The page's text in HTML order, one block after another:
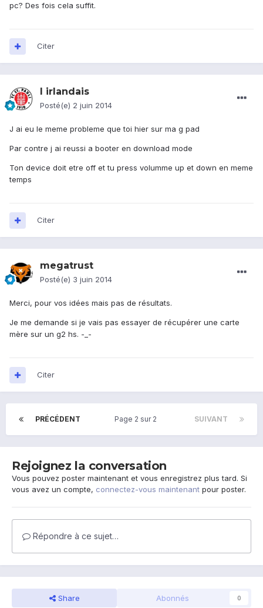
pc? Des fois cela suffit.
Citer
l irlandais
Posté(e) 2 juin 2014
J ai eu le meme probleme que toi hier sur ma g pad
Par contre j ai reussi a booter en download mode
Ton device doit etre off et tu press volumme up et down en meme
temps
Citer
megatrust
Posté(e) 3 juin 2014
Merci, pour vos idées mais pas de résultats.
Je me demande si je vais pas essayer de récupérer une carte
mère sur un g2 hs. -_-
Citer
PRÉCÉDENT SUIVANT
Page 2 sur 2
Rejoignez la conversation
Vous pouvez poster maintenant et vous enregistrez plus tard. Si
vous avez un compte, connectez-vous maintenant pour poster.
Répondre à ce sujet…
Share Abonnés 0